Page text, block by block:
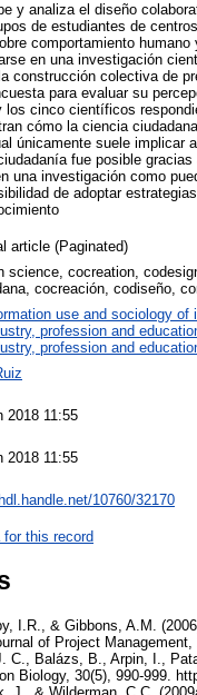
y analiza el diseño
de estudiantes de
comportamiento
en una investigación
construcción colectiva de
para evaluar su
los cinco científicos
cómo la ciencia
únicamente suele implicar
fue posible
una investigación como
de adoptar
article (Paginated)
science, cocreation,
cocreación, codiseño,
use and sociology of
profession and
profession and
2018 11:55
2018 11:55
10760/32170
this record
I.R., & Gibbons, A.M.
of Project
C., Balázs, B., Arpin, I.,
Biology, 30(5), 990-999.